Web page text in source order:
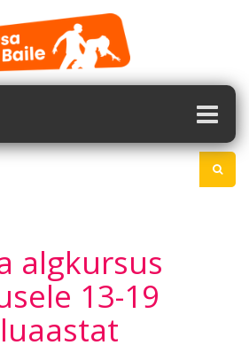
algkursus
13-19